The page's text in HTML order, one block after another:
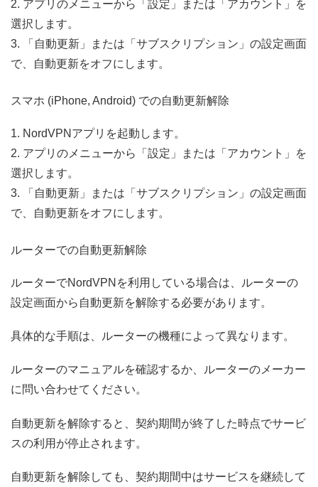
2. アプリのメニューから「設定」または「アカウント」を
選択します。
3. 「自動更新」または「サブスクリプション」の設定画面
で、自動更新をオフにします。
スマホ (iPhone, Android) での自動更新解除
1. NordVPNアプリを起動します。
2. アプリのメニューから「設定」または「アカウント」を
選択します。
3. 「自動更新」または「サブスクリプション」の設定画面
で、自動更新をオフにします。
ルーターでの自動更新解除
ルーターでNordVPNを利用している場合は、ルーターの
設定画面から自動更新を解除する必要があります。
具体的な手順は、ルーターの機種によって異なります。
ルーターのマニュアルを確認するか、ルーターのメーカー
に問い合わせてください。
自動更新を解除すると、契約期間が終了した時点でサービ
スの利用が停止されます。
自動更新を解除しても、契約期間中はサービスを継続して